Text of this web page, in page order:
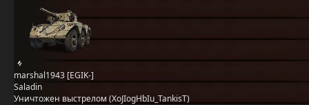
marshal1943 [EGIK-]
Saladin
Уничтожен выстрелом (XoJIogHbIu_TankisT)